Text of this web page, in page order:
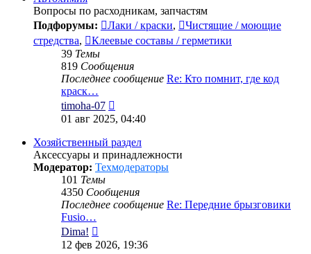
Вопросы по расходникам, запчастям
Подфорумы:
Лаки / краски,
Чистящие / моющие
стредства,
Клеевые составы / герметики
39 Темы
819 Сообщения
Последнее сообщение Re: Кто помнит, где код
краск…
timoha-07
сообщению
01 авг 2025, 04:40
Хозяйственный раздел
Аксессуары и принадлежности
Модератор: Техмодераторы
101 Темы
4350 Сообщения
Последнее сообщение Re: Передние брызговики
Fusio…
Dima!
к
12 фев 2026, 19:36